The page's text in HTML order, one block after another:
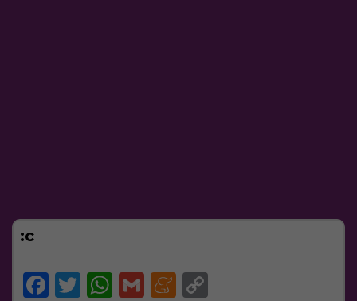
:c
Facebook
Twitter
WhatsApp
GmailMeneame